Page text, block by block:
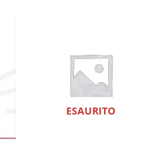
ESAURITO